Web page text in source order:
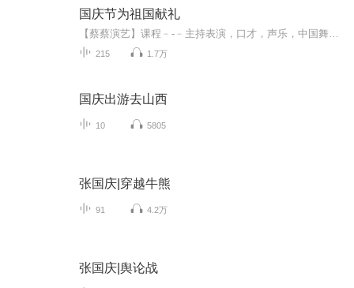
国庆节为祖国献礼
215 1.7万
国庆出游去山西
10 5805
张国庆|穿越牛熊
91 4.2万
张国庆|舆论战